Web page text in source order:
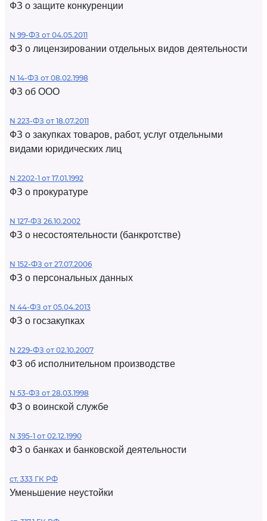
ФЗ о защите конкуренции
N 99-ФЗ от 04.05.2011
ФЗ о лицензировании отдельных видов деятельности
N 14-ФЗ от 08.02.1998
ФЗ об ООО
N 223-ФЗ от 18.07.2011
ФЗ о закупках товаров, работ, услуг отдельными
видами юридических лиц
N 2202-1 от 17.01.1992
ФЗ о прокуратуре
N 127-ФЗ 26.10.2002
ФЗ о несостоятельности (банкротстве)
N 152-ФЗ от 27.07.2006
ФЗ о персональных данных
N 44-ФЗ от 05.04.2013
ФЗ о госзакупках
N 229-ФЗ от 02.10.2007
ФЗ об исполнительном производстве
N 53-ФЗ от 28.03.1998
ФЗ о воинской службе
N 395-1 от 02.12.1990
ФЗ о банках и банковской деятельности
ст. 333 ГК РФ
Уменьшение неустойки